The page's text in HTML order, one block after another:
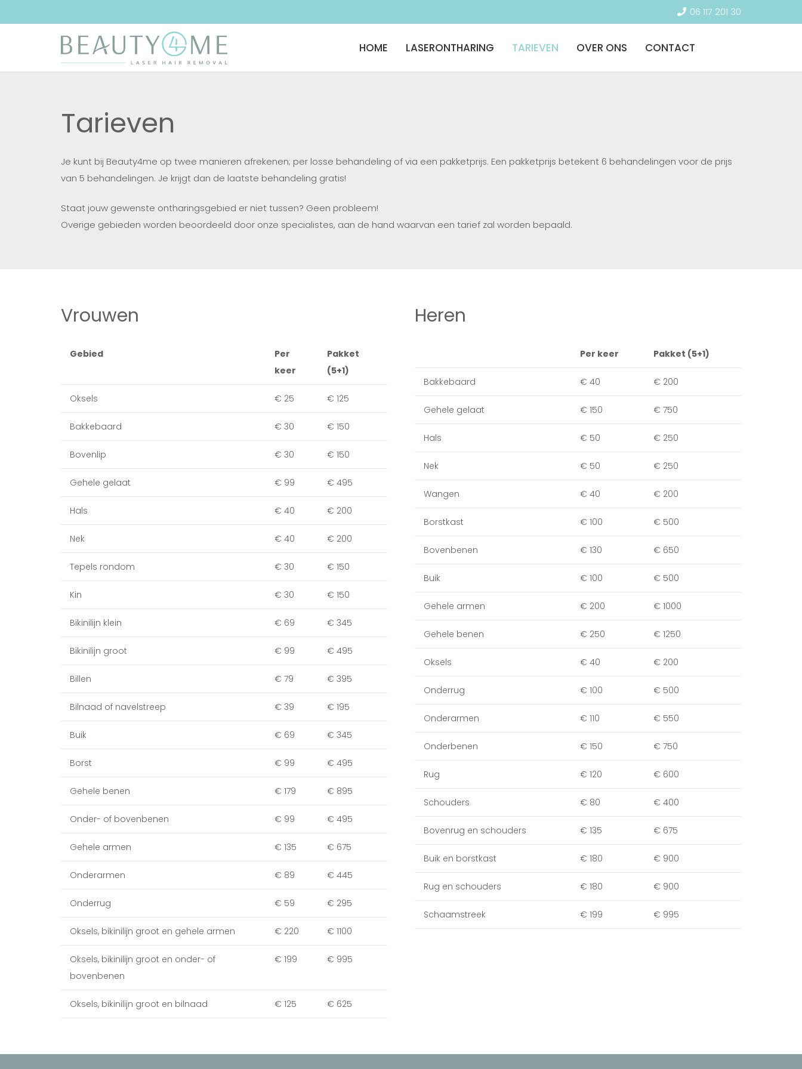
06 117 201 30
HOME LASERONTHARING TARIEVEN OVER ONS CONTACT
Tarieven
Je kunt bij Beauty4me op twee manieren afrekenen; per losse behandeling of via een pakketprijs. Een pakketprijs betekent 6 behandelingen voor de prijs
van 5 behandelingen. Je krijgt dan de laatste behandeling gratis!
Staat jouw gewenste ontharingsgebied er niet tussen? Geen probleem!
Overige gebieden worden beoordeeld door onze specialistes, aan de hand waarvan een tarief zal worden bepaald.
Vrouwen
Gebied
Per
keer
Pakket
(5+1)
Oksels € 25 € 125
Bakkebaard € 30 € 150
Bovenlip € 30 € 150
Gehele gelaat € 99 € 495
Hals € 40 € 200
Nek € 40 € 200
Tepels rondom € 30 € 150
Kin € 30 € 150
Bikinilijn klein € 69 € 345
Bikinilijn groot € 99 € 495
Billen € 79 € 395
Bilnaad of navelstreep € 39 € 195
Buik € 69 € 345
Borst € 99 € 495
Gehele benen € 179 € 895
Onder- of bovenbenen € 99 € 495
Gehele armen € 135 € 675
Onderarmen € 89 € 445
Onderrug € 59 € 295
Oksels, bikinilijn groot en gehele armen € 220 € 1100
Oksels, bikinilijn groot en onder- of
bovenbenen
€ 199 € 995
Oksels, bikinilijn groot en bilnaad € 125 € 625
Heren
Per keer Pakket (5+1)
Bakkebaard € 40 € 200
Gehele gelaat € 150 € 750
Hals € 50 € 250
Nek € 50 € 250
Wangen € 40 € 200
Borstkast € 100 € 500
Bovenbenen € 130 € 650
Buik € 100 € 500
Gehele armen € 200 € 1000
Gehele benen € 250 € 1250
Oksels € 40 € 200
Onderrug € 100 € 500
Onderarmen € 110 € 550
Onderbenen € 150 € 750
Rug € 120 € 600
Schouders € 80 € 400
Bovenrug en schouders € 135 € 675
Buik en borstkast € 180 € 900
Rug en schouders € 180 € 900
Schaamstreek € 199 € 995